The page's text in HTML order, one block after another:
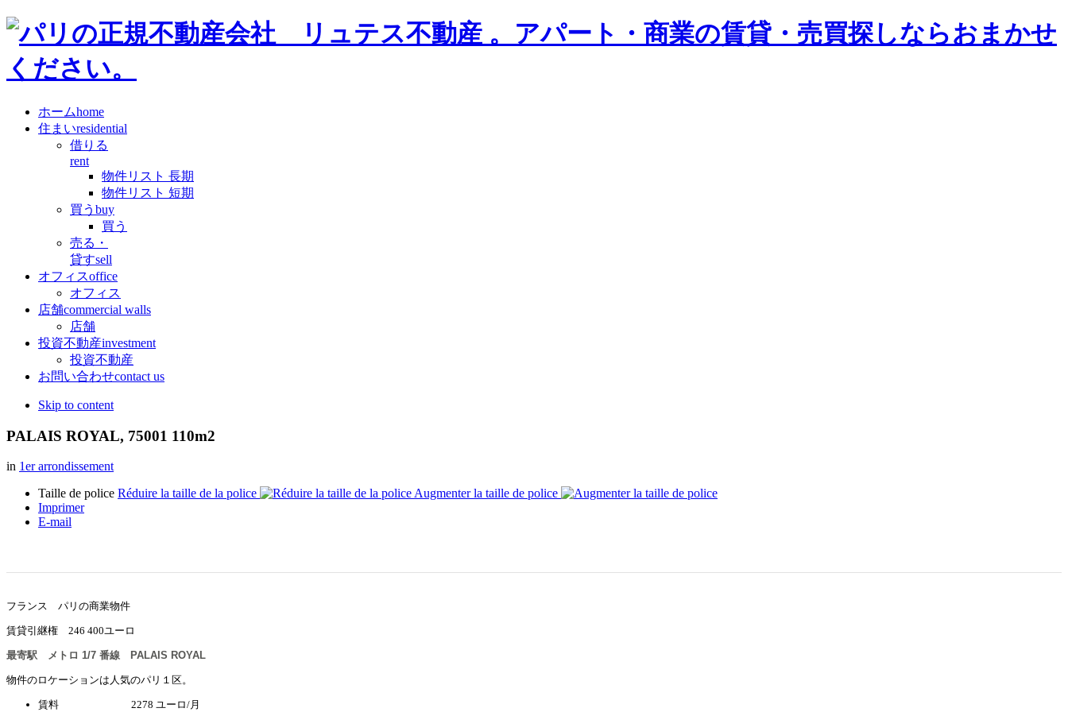
ホームhome
住まいresidential
借りる
rent
物件リスト 長期
物件リスト 短期
買う buy
買う
売る・
貸すsell
オフィスoffice
オフィス
店舗commercial walls
店舗
投資不動産investment
投資不動産
お問い合わせcontact us
Skip to content
PALAIS ROYAL, 75001 110m2
in 1er arrondissement
Taille de police Réduire la taille de la police
Augmenter la taille de police
Imprimer
E-mail
フランス パリの商業物件
賃貸引継権 246 400ユーロ
最寄駅 メトロ 1/7 番線 PALAIS ROYAL
物件のロケーションは人気のパリ１区。
賃料 2278 ユーロ/月